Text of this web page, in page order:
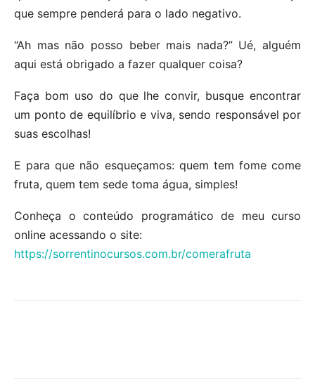
que sempre penderá para o lado negativo.
“Ah mas não posso beber mais nada?” Ué, alguém
aqui está obrigado a fazer qualquer coisa?
Faça bom uso do que lhe convir, busque encontrar
um ponto de equilíbrio e viva, sendo responsável por
suas escolhas!
E para que não esqueçamos: quem tem fome come
fruta, quem tem sede toma água, simples!
Conheça o conteúdo programático de meu curso
online acessando o site:
https://sorrentinocursos.com.br/comerafruta